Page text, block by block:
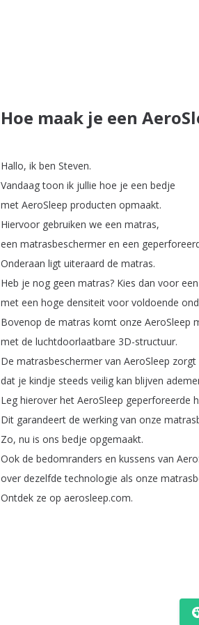
Hoe maak je een
Hallo, ik ben Steven.
Vandaag toon ik jullie hoe je een bedje
met AeroSleep producten opmaakt.
Hiervoor gebruiken we een matras,
een matrasbeschermer en een
Onderaan ligt uiteraard de matras.
Heb je nog geen matras? Kies dan voor een
met een hoge densiteit voor voldoende
Bovenop de matras komt onze AeroSleep
met de luchtdoorlaatbare 3D-structuur.
De matrasbeschermer van AeroSleep zorgt
dat je kindje steeds veilig kan blijven
Leg hierover het AeroSleep geperforeerde
Dit garandeert de werking van onze
Zo, nu is ons bedje opgemaakt.
Ook de bedomranders en kussens van
over dezelfde technologie als onze
Ontdek ze op aerosleep.com.